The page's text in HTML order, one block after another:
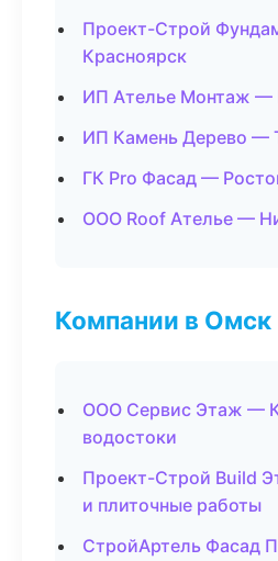
Проект-Строй
Красноярск
ИП Ателье Монтаж —
ИП Камень Дерево —
ГК Pro Фасад —
ООО Roof Ателье —
Компании в Омск
ООО Сервис Этаж —
водостоки
Проект-Строй Build
и плиточные работы
СтройАртель Фасад